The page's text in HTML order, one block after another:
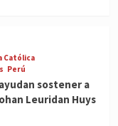
Católica
Perú
sostener a
Leuridan Huys